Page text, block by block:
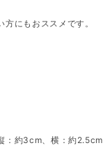
にもおススメです。
：約3cm、横：約2.5cm